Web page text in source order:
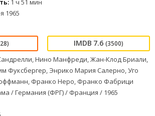
1 ч 51 мин
1965
7.6 (3500)
Нино Манфреди, Жан-Клод Бриали,
Фуксбергер, Энрико Мария Салерно, Уго
Франко Неро, Франко Фабрици
/ Германия (ФРГ) / Франция / 1965